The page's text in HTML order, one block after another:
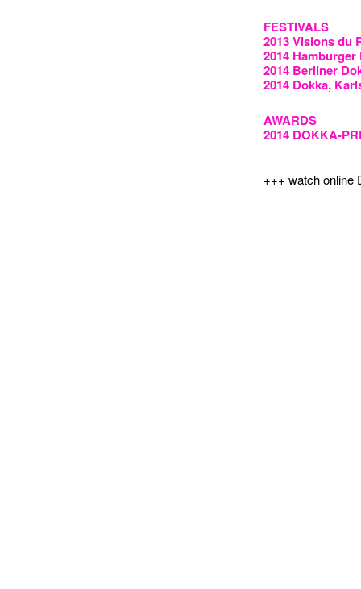
FESTIVALS
2013 Visions du
2014
2014 Berliner
2014 Dokka,
AWARDS
2014 DOKKA-
+++ watch online